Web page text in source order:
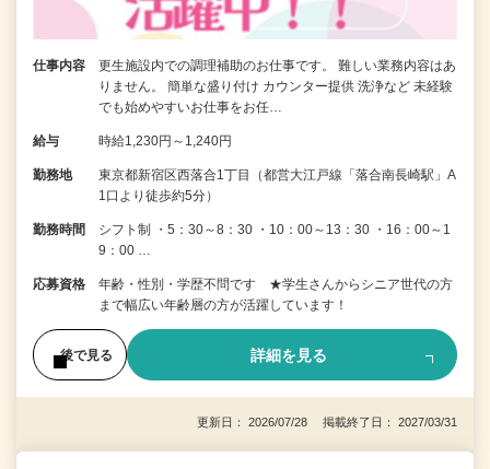
仕事内容
更生施設内での調理補助のお仕事です。 難しい業務内容はあ
りません。 簡単な盛り付け カウンター提供 洗浄など 未経験
でも始めやすいお仕事をお任…
給与 時給1,230円～1,240円
勤務地
東京都新宿区西落合1丁目（都営大江戸線「落合南長崎駅」A
1口より徒歩約5分）
勤務時間
シフト制 ・5：30～8：30 ・10：00～13：30 ・16：00～1
9：00 …
応募資格
年齢・性別・学歴不問です ★学生さんからシニア世代の方
まで幅広い年齢層の方が活躍しています！
後で見る 詳細を見る
更新日： 2026/07/28 掲載終了日： 2027/03/31